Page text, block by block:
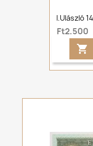
I.Ulászló
Ft2,500
